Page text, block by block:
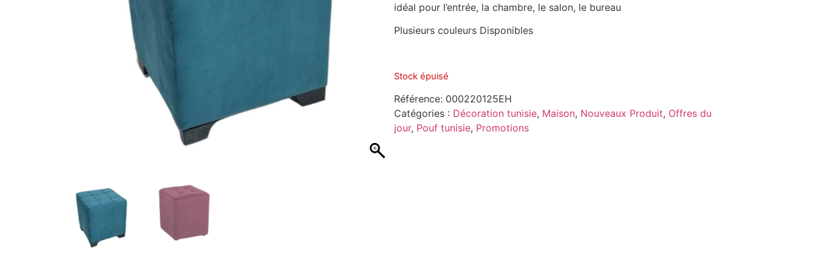
idéal pour l’entrée, la chambre, le salon, le bureau
Plusieurs couleurs Disponibles
Stock épuisé
Référence: 000220125EH
Catégories : Décoration tunisie, Maison, Nouveaux Produit, Offres du
jour, Pouf tunisie, Promotions